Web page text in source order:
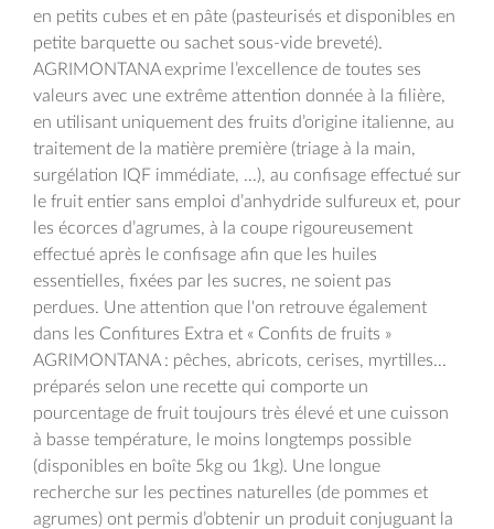
en petits cubes et en pâte (pasteurisés et disponibles en
petite barquette ou sachet sous-vide breveté).
AGRIMONTANA exprime l’excellence de toutes ses
valeurs avec une extrême attention donnée à la filière,
en utilisant uniquement des fruits d’origine italienne, au
traitement de la matière première (triage à la main,
surgélation IQF immédiate, ...), au confisage effectué sur
le fruit entier sans emploi d’anhydride sulfureux et, pour
les écorces d’agrumes, à la coupe rigoureusement
effectué après le confisage afin que les huiles
essentielles, fixées par les sucres, ne soient pas
perdues. Une attention que l'on retrouve également
dans les Confitures Extra et « Confits de fruits »
AGRIMONTANA : pêches, abricots, cerises, myrtilles...
préparés selon une recette qui comporte un
pourcentage de fruit toujours très élevé et une cuisson
à basse température, le moins longtemps possible
(disponibles en boîte 5kg ou 1kg). Une longue
recherche sur les pectines naturelles (de pommes et
agrumes) ont permis d’obtenir un produit conjuguant la